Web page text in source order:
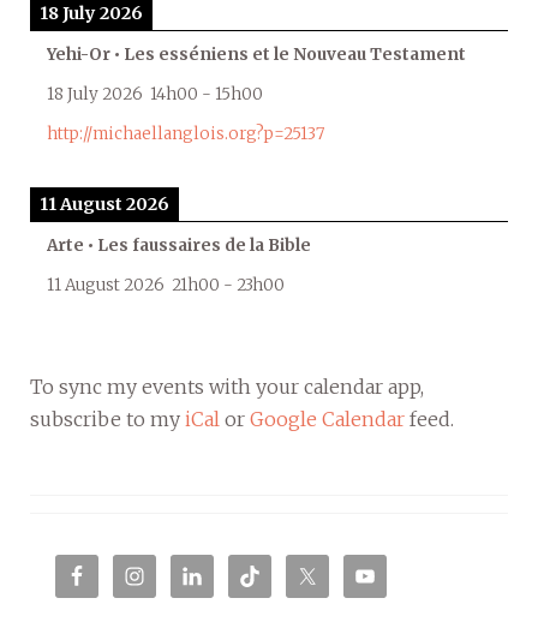
18 July 2026
Yehi-Or • Les esséniens et le Nouveau Testament
18 July 2026 14h00 - 15h00
http://michaellanglois.org?p=25137
11 August 2026
Arte • Les faussaires de la Bible
11 August 2026 21h00 - 23h00
To sync my events with your calendar app,
subscribe to my iCal or Google Calendar feed.